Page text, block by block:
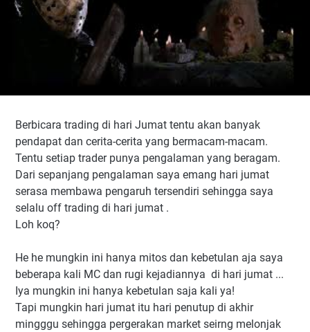
Berbicara trading di hari Jumat tentu akan banyak
pendapat dan cerita-cerita yang bermacam-macam.
Tentu setiap trader punya pengalaman yang beragam.
Dari sepanjang pengalaman saya emang hari jumat
serasa membawa pengaruh tersendiri sehingga saya
selalu off trading di hari jumat .
Loh koq?
He he mungkin ini hanya mitos dan kebetulan aja saya
beberapa kali MC dan rugi kejadiannya di hari jumat ...
Iya mungkin ini hanya kebetulan saja kali ya!
Tapi mungkin hari jumat itu hari penutup di akhir
mingggu sehingga pergerakan market seirng melonjak